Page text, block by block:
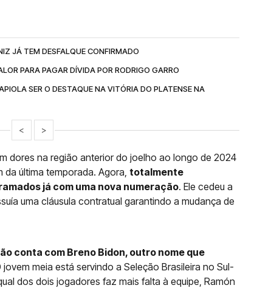
JÁ TEM DESFALQUE CONFIRMADO
PARA PAGAR DÍVIDA POR RODRIGO GARRO
SER O DESTAQUE NA VITÓRIA DO PLATENSE NA
< >
dores na região anterior do joelho ao longo de 2024
última temporada. Agora, totalmente
já com uma nova numeração. Ele cedeu a
uma cláusula contratual garantindo a mudança de
conta com Breno Bidon, outro nome que
jovem meia está servindo a Seleção Brasileira no Sul-
dos dois jogadores faz mais falta à equipe, Ramón